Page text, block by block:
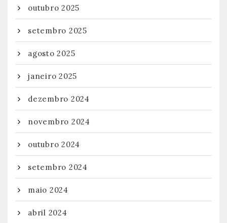
outubro 2025
setembro 2025
agosto 2025
janeiro 2025
dezembro 2024
novembro 2024
outubro 2024
setembro 2024
maio 2024
abril 2024